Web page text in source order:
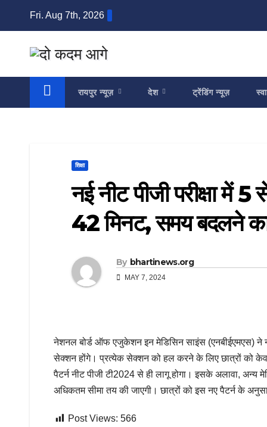
Fri. Aug 7th, 2026
रायपुर न्यूज़ देश ट्रेंडिंग न्यूज़
शिक्षा
नई नीट पीजी परीक्षा में
42 मिनट, समय बदलने का
By bhartinews.org
MAY 7, 2024
नेशनल बोर्ड ऑफ एजुकेशन इन मेडिसिन साइंस (एनबीईएमएस) ने
सेक्शन होंगे। प्रत्येक सेक्शन को हल करने के लिए छात्रों को
पैटर्न नीट पीजी टी2024 से ही लागू होगा। इसके अलावा,
अधिकतम सीमा तय की जाएगी। छात्रों को इस नए पैटर्न के
Post Views: 566